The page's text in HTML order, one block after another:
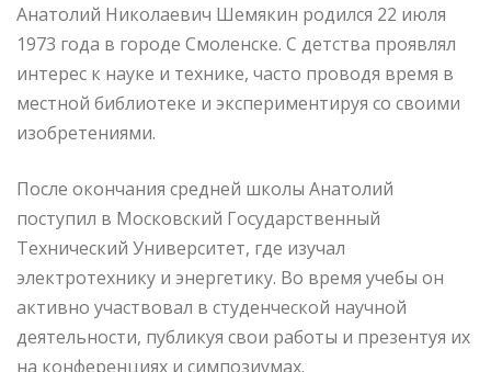
Анатолий Николаевич Шемякин родился 22 июля
1973 года в городе Смоленске. С детства проявлял
интерес к науке и технике, часто проводя время в
местной библиотеке и экспериментируя со своими
изобретениями.
После окончания средней школы Анатолий
поступил в Московский Государственный
Технический Университет, где изучал
электротехнику и энергетику. Во время учебы он
активно участвовал в студенческой научной
деятельности, публикуя свои работы и презентуя их
на конференциях и симпозиумах.